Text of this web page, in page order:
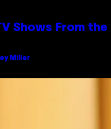
Shows From
Miller